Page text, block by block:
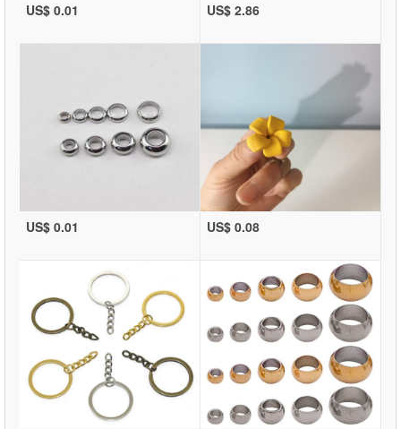
US$ 0.01 US$ 2.86
US$ 0.01 US$ 0.08